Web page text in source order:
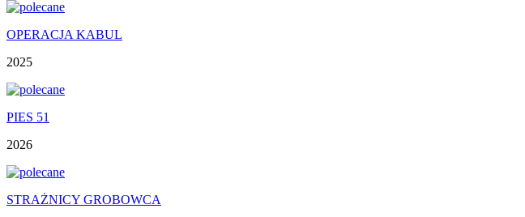
OPERACJA KABUL
2025
PIES 51
2026
STRAŻNICY GROBOWCA